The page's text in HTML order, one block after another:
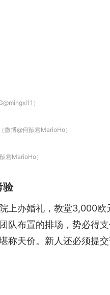
）
博@何猷君MarioHo）
君MarioHo）
验
上办婚礼，教堂3,000
队布置的排场，势必得
称天价。新人还必须提